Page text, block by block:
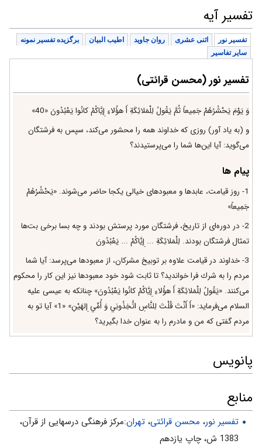
تفسیر آیه
تفسیر نور اثنی عشری روان جاوید اطیب البیان
برگزیده تفسیر نمونه
سایر تفاسیر
تفسیر نور (محسن قرائتی)
وَ يَوْمَ يَحْشُرُهُمْ جَمِيعاً ثُمَّ يَقُولُ لِلْمَلائِكَةِ أَ هؤُلاءِ إِيَّاكُمْ كانُوا يَعْبُدُونَ «40»
و (به ياد آور) روزى كه خداوند همه را محشور مى‌كند، سپس به فرشتگان
مى‌گويد: آيا اين‌ها شما را مى‌پرستيدند؟
پیام ها
1- روز قيامت، عابدها و معبودهاى خيالى يكجا حاضر مى‌شوند. «يَحْشُرُهُمْ
جَمِيعاً»
2- در دوره‌اى از تاريخ، فرشتگان مورد پرستش بودند و چه بسا برخى بت‌ها
تمثال فرشتگان بودند. لِلْمَلائِكَةِ ... إِيَّاكُمْ‌ ... يَعْبُدُونَ‌
3- خداوند در قيامت علاوه بر توبيخ مشركان، از معبودها مى‌پرسد: آيا شما
مردم را به شرك فرا خوانديد؟ تا ثابت شود خود معبودها نيز اين كار را محكوم
مى‌كنند. «يَقُولُ لِلْمَلائِكَةِ أَ هؤُلاءِ إِيَّاكُمْ كانُوا يَعْبُدُونَ» چنانكه به عيسى عليه
السلام مى‌فرمايد: «أَ أَنْتَ قُلْتَ لِلنَّاسِ اتَّخِذُونِي وَ أُمِّي إِلهَيْنِ» «1» آيا تو به
مردم گفتى كه من و مادرم را به عنوان خدا بگيريد؟
پانویس
منابع
تفسیر نور، محسن قرائتی، تهران:مركز فرهنگى درسهايى از قرآن،
1383 ش، چاپ يازدهم